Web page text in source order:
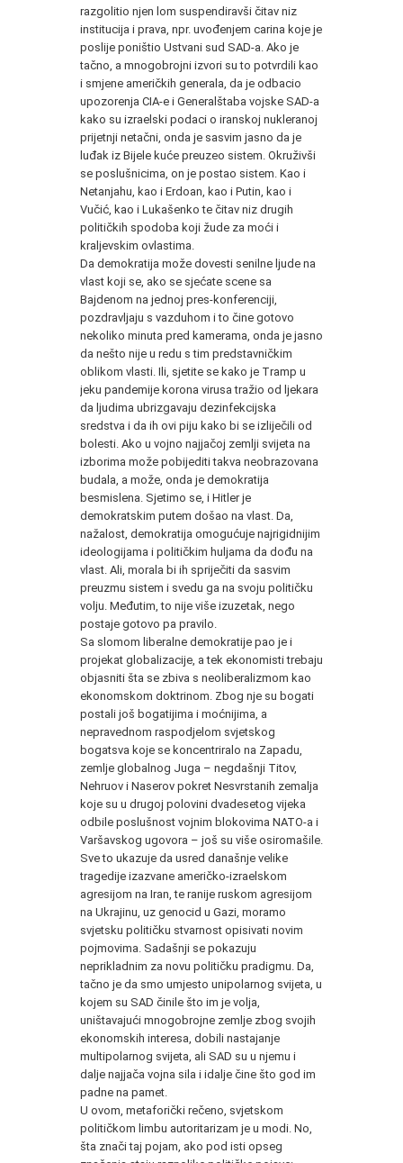
razgolitio njen lom suspendiravši čitav niz
institucija i prava, npr. uvođenjem carina koje je
poslije poništio Ustvani sud SAD-a. Ako je
tačno, a mnogobrojni izvori su to potvrdili kao
i smjene američkih generala, da je odbacio
upozorenja CIA-e i Generalštaba vojske SAD-a
kako su izraelski podaci o iranskoj nukleranoj
prijetnji netačni, onda je sasvim jasno da je
luđak iz Bijele kuće preuzeo sistem. Okruživši
se poslušnicima, on je postao sistem. Kao i
Netanjahu, kao i Erdoan, kao i Putin, kao i
Vučić, kao i Lukašenko te čitav niz drugih
političkih spodoba koji žude za moći i
kraljevskim ovlastima.
Da demokratija može dovesti senilne ljude na
vlast koji se, ako se sjećate scene sa
Bajdenom na jednoj pres-konferenciji,
pozdravljaju s vazduhom i to čine gotovo
nekoliko minuta pred kamerama, onda je jasno
da nešto nije u redu s tim predstavničkim
oblikom vlasti. Ili, sjetite se kako je Tramp u
jeku pandemije korona virusa tražio od ljekara
da ljudima ubrizgavaju dezinfekcijska
sredstva i da ih ovi piju kako bi se izliječili od
bolesti. Ako u vojno najjačoj zemlji svijeta na
izborima može pobijediti takva neobrazovana
budala, a može, onda je demokratija
besmislena. Sjetimo se, i Hitler je
demokratskim putem došao na vlast. Da,
nažalost, demokratija omogućuje najrigidnijim
ideologijama i političkim huljama da dođu na
vlast. Ali, morala bi ih spriječiti da sasvim
preuzmu sistem i svedu ga na svoju političku
volju. Međutim, to nije više izuzetak, nego
postaje gotovo pa pravilo.
Sa slomom liberalne demokratije pao je i
projekat globalizacije, a tek ekonomisti trebaju
objasniti šta se zbiva s neoliberalizmom kao
ekonomskom doktrinom. Zbog nje su bogati
postali još bogatijima i moćnijima, a
nepravednom raspodjelom svjetskog
bogatsva koje se koncentriralo na Zapadu,
zemlje globalnog Juga – negdašnji Titov,
Nehruov i Naserov pokret Nesvrstanih zemalja
koje su u drugoj polovini dvadesetog vijeka
odbile poslušnost vojnim blokovima NATO-a i
Varšavskog ugovora – još su više osiromašile.
Sve to ukazuje da usred današnje velike
tragedije izazvane američko-izraelskom
agresijom na Iran, te ranije ruskom agresijom
na Ukrajinu, uz genocid u Gazi, moramo
svjetsku političku stvarnost opisivati novim
pojmovima. Sadašnji se pokazuju
neprikladnim za novu političku pradigmu. Da,
tačno je da smo umjesto unipolarnog svijeta, u
kojem su SAD činile što im je volja,
uništavajući mnogobrojne zemlje zbog svojih
ekonomskih interesa, dobili nastajanje
multipolarnog svijeta, ali SAD su u njemu i
dalje najjača vojna sila i idalje čine što god im
padne na pamet.
U ovom, metaforički rečeno, svjetskom
političkom limbu autoritarizam je u modi. No,
šta znači taj pojam, ako pod isti opseg